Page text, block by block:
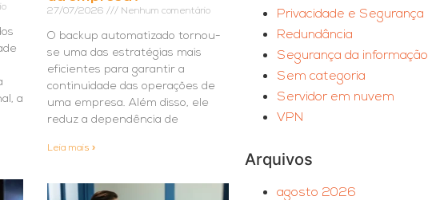
a
27/07/2026 Nenhum comentário
O backup automatizado tornou-
se uma das estratégias mais
eficientes para garantir a
continuidade das operações de
uma empresa. Além disso, ele
reduz a dependência de
Leia mais »
Privacidade e Segurança
Redundância
Segurança da informação
Sem categoria
Servidor em nuvem
VPN
Arquivos
agosto 2026